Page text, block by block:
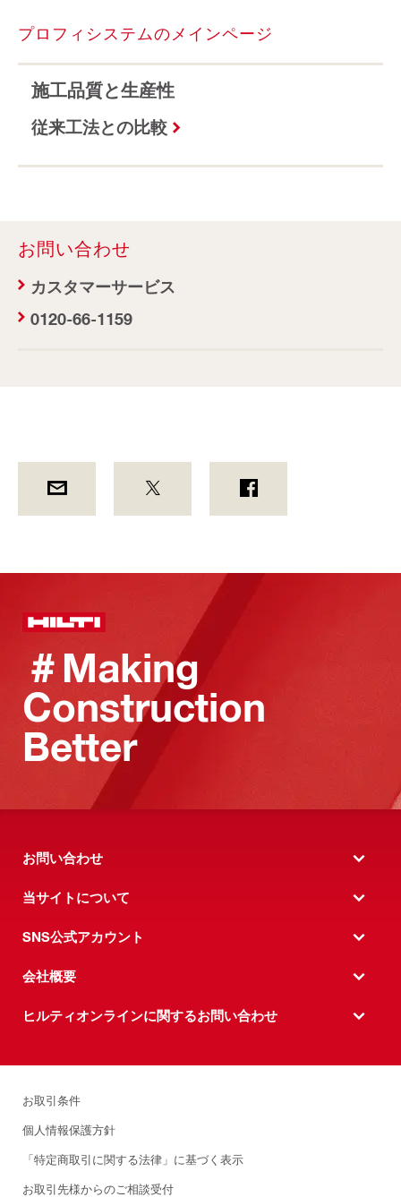
プロフィシステムのメインページ
施工品質と生産性
従来工法との比較
お問い合わせ
カスタマーサービス
0120-66-1159
＃Making
Construction
Better
お問い合わせ
当サイトについて
SNS公式アカウント
会社概要
ヒルティオンラインに関するお問い合わせ
お取引条件
個人情報保護方針
「特定商取引に関する法律」に基づく表示
お取引先様からのご相談受付